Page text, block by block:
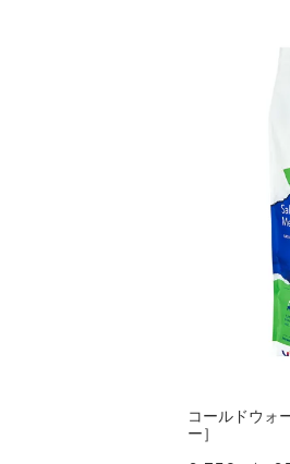
コールドウォ
ー］